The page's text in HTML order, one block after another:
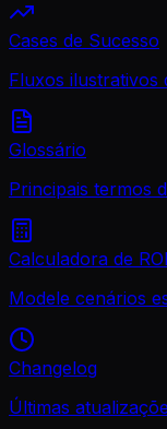
Cases de Sucesso
Fluxos ilustrativos
Glossário
Principais termos
Calculadora de ROI
Modele cenários
Changelog
Últimas